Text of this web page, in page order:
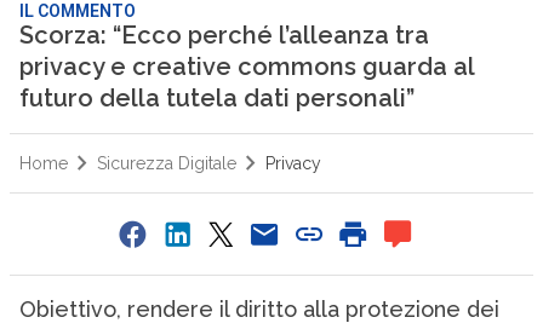
IL COMMENTO
Scorza: “Ecco perché l’alleanza tra
privacy e creative commons guarda al
futuro della tutela dati personali”
Home Sicurezza Digitale Privacy
Obiettivo, rendere il diritto alla protezione dei